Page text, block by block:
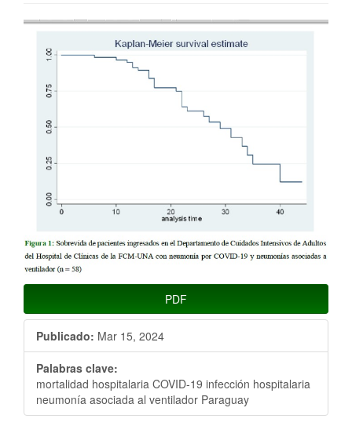
Barra
lateral
del
artículo
PDF
Publicado: Mar 15, 2024
Palabras clave:
mortalidad hospitalaria COVID-19 infección hospitalaria
neumonía asociada al ventilador Paraguay